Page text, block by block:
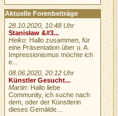
Aktuelle Forenbeiträge
28.10.2020, 10:48 Uhr
Stanisław &#3...
Heiko: Hallo zusammen, für
eine Präsentation über u. A.
Impressionismus möchte ich
e...
08.06.2020, 20:12 Uhr
Künstler Gesucht...
Martin: Hallo liebe
Community, ich suche nach
dem, oder der Künstlerin
dieses Gemälde...